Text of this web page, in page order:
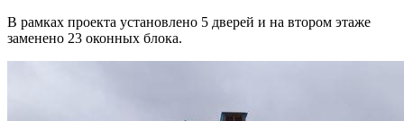
В рамках проекта установлено 5 дверей и на втором этаже
заменено 23 оконных блока.